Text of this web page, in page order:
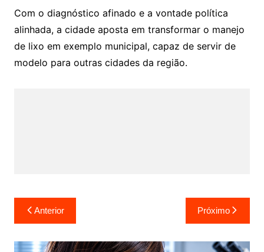
Com o diagnóstico afinado e a vontade política
alinhada, a cidade aposta em transformar o manejo
de lixo em exemplo municipal, capaz de servir de
modelo para outras cidades da região.
Navegação
de
Post
Anterior Próximo